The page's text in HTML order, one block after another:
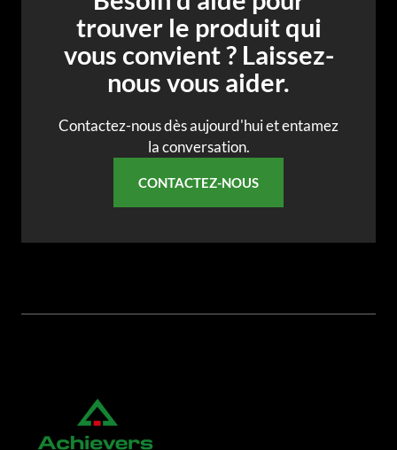
trouver le produit qui
vous convient ? Laissez-
nous vous aider.
Contactez-nous dès aujourd'hui et entamez
la conversation.
CONTACTEZ-NOUS